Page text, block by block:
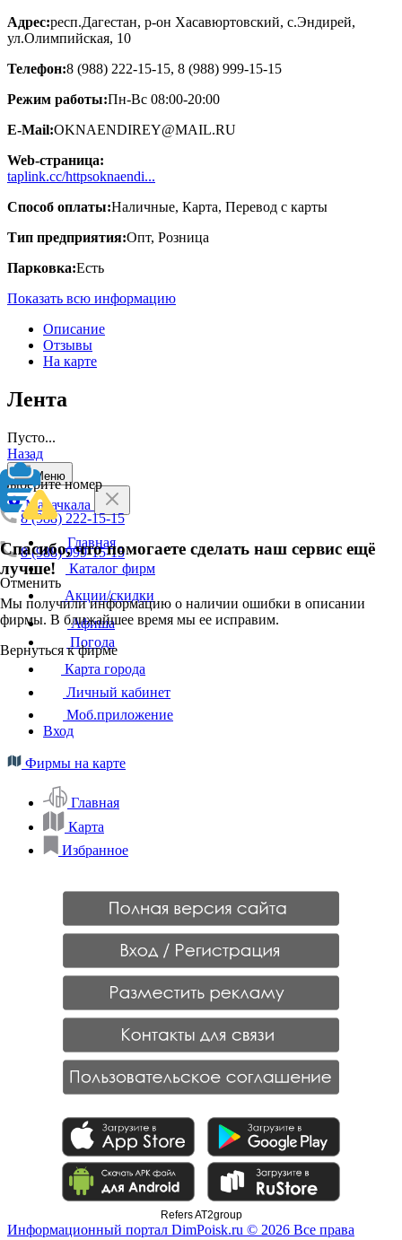
Адрес:респ.Дагестан, р-он Хасавюртовский, с.Эндирей,
ул.Олимпийская, 10
Телефон:8 (988) 222-15-15, 8 (988) 999-15-15
Режим работы:Пн-Вс 08:00-20:00
E-Mail:OKNAENDIREY@MAIL.RU
Web-страница:
taplink.cc/httpsoknaendi...
Способ оплаты:Наличные, Карта, Перевод с карты
Тип предприятия:Опт, Розница
Парковка:Есть
Показать всю информацию
Описание
Отзывы
На карте
Лента
Пусто...
Назад
Выберите номер
8 (988) 222-15-15
8 (988) 999-15-15
Отменить
Спасибо, что помогаете сделать наш сервис ещё
лучше!
Мы получили информацию о наличии ошибки в описании
фирмы. В ближайшее время мы ее исправим.
Вернуться к фирме
Меню
Махачкала
Главная
Каталог фирм
Акции/скидки
Афиша
Погода
Карта города
Личный кабинет
Моб.приложение
Вход
Фирмы на карте
Главная
Карта
Избранное
Refers AT2group
Информационный портал DimPoisk.ru © 2026 Все права